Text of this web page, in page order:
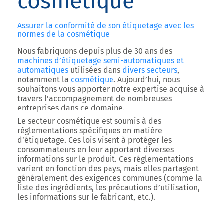
Assurer la conformité de son étiquetage avec les
normes de la cosmétique
Nous fabriquons depuis plus de 30 ans des
machines d’étiquetage semi-automatiques et
automatiques utilisées dans divers secteurs,
notamment la cosmétique. Aujourd’hui, nous
souhaitons vous apporter notre expertise acquise à
travers l’accompagnement de nombreuses
entreprises dans ce domaine.
Le secteur cosmétique est soumis à des
réglementations spécifiques en matière
d’étiquetage. Ces lois visent à protéger les
consommateurs en leur apportant diverses
informations sur le produit. Ces réglementations
varient en fonction des pays, mais elles partagent
généralement des exigences communes (comme la
liste des ingrédients, les précautions d’utilisation,
les informations sur le fabricant, etc.).